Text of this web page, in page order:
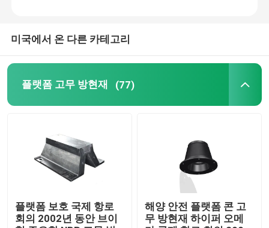
부유 발포체 펜더
계류용 볼라드
미국에서 온 다른 카테고리
플랫폼 고무 방현재 (77)
플랫폼 보호 국제 항로
회의 2002년 동안 브이
해양 안전 플랫폼 콘 고
무 방현재 하이퍼 오메